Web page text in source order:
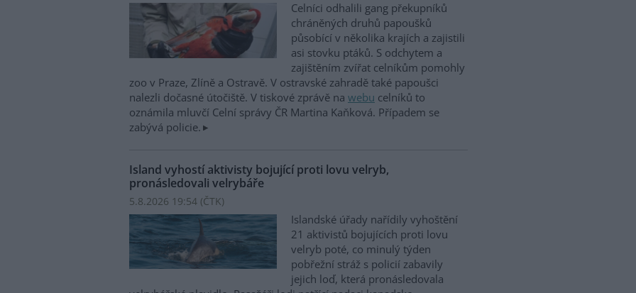
Celníci odhalili gang překupníků
chráněných druhů papoušků
působící v několika krajích a zajistili
asi stovku ptáků. S odchytem a
zajištěním zvířat celníkům pomohly
zoo v Praze, Zlíně a Ostravě. V ostravské zahradě také papoušci
nalezli dočasné útočiště. V tiskové zprávě na webu celníků to
oznámila mluvčí Celní správy ČR Martina Kaňková. Případem se
zabývá policie.
Island vyhostí aktivisty bojující proti lovu velryb,
pronásledovali velrybáře
5.8.2026 19:54 (ČTK)
Islandské úřady nařídily vyhoštění
21 aktivistů bojujících proti lovu
velryb poté, co minulý týden
pobřežní stráž s policií zabavily
jejich loď, která pronásledovala